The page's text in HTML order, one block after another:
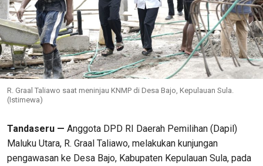
R. Graal Taliawo saat meninjau KNMP di Desa Bajo, Kepulauan Sula.
(Istimewa)
Tandaseru — Anggota DPD RI Daerah Pemilihan (Dapil)
Maluku Utara, R. Graal Taliawo, melakukan kunjungan
pengawasan ke Desa Bajo, Kabupaten Kepulauan Sula, pada